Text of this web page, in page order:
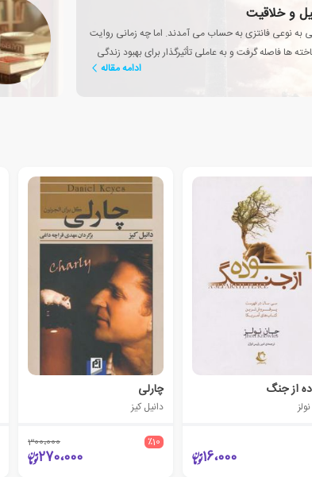
و خلاقیت
به نوعی فانتزی به حساب می آمدند. اما چه زمانی روایت
ها فاصله گرفت و به عاملی تأثیرگذار برای بهبود زندگی
ادامه مقاله
از جنگ
16،000
چارلی
دانیل کیز
٪10 300،000
270،000